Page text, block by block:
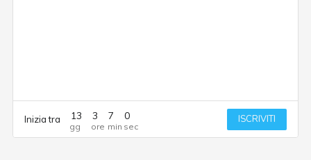
Inizia tra 13 3 7 0 ISCRIVITI